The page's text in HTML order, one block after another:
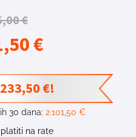
€
€
233,50€!
30 dana: 2.101,50 €
na rate